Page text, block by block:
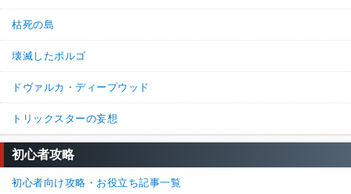
枯死の島
壊滅したボルゴ
ドヴァルカ・ディープウッド
トリックスターの妄想
初心者攻略
初心者向け攻略・お役立ち記事一覧